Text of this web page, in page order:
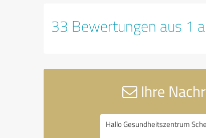
33 Bewertungen aus 1
Ihre